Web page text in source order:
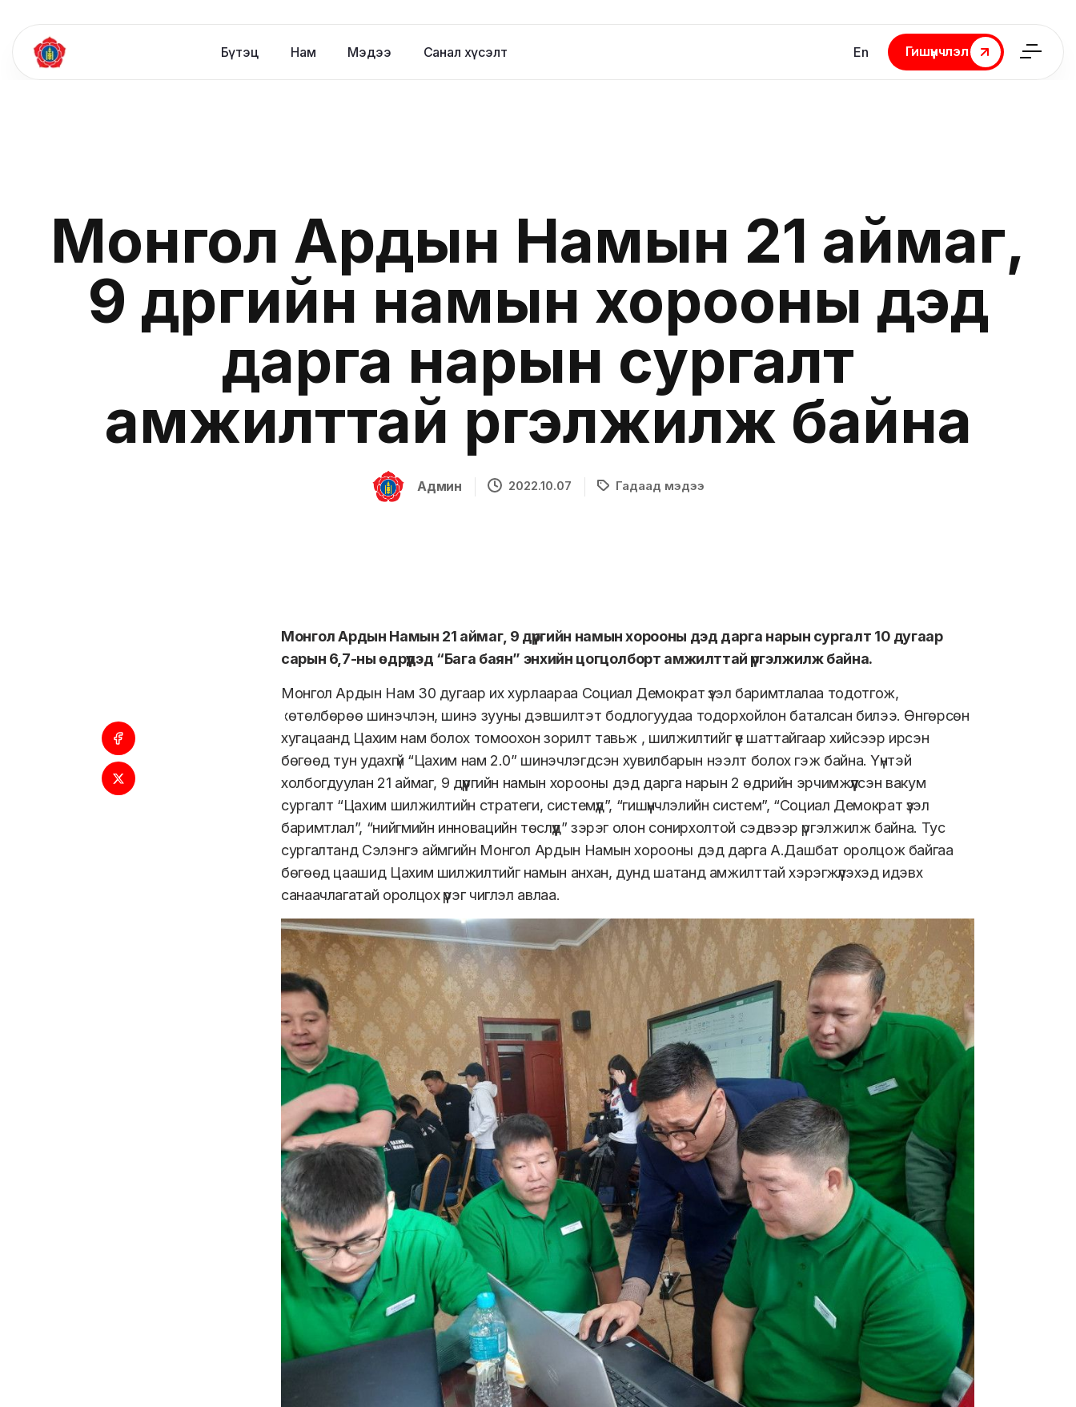
Бүтэц Нам Мэдээ Санал хүсэлт En
Гишүүнчлэл
Гишүүнчлэл
Монгол Ардын Намын 21 аймаг,
9 дүүргийн намын хорооны дэд
дарга нарын сургалт
амжилттай үргэлжилж байна
Админ 2022.10.07 Гадаад мэдээ
Монгол Ардын Намын 21 аймаг, 9 дүүргийн намын хорооны дэд дарга нарын сургалт 10 дугаар
сарын 6,7-ны өдрүүдэд “Бага баян” энхийн цогцолборт амжилттай үргэлжилж байна.
Монгол Ардын Нам 30 дугаар их хурлаараа Социал Демократ үзэл баримтлалаа тодотгож,
хөтөлбөрөө шинэчлэн, шинэ зууны дэвшилтэт бодлогуудаа тодорхойлон баталсан билээ. Өнгөрсөн
хугацаанд Цахим нам болох томоохон зорилт тавьж , шилжилтийг үе шаттайгаар хийсээр ирсэн
бөгөөд тун удахгүй “Цахим нам 2.0” шинэчлэгдсэн хувилбарын нээлт болох гэж байна. Үүнтэй
холбогдуулан 21 аймаг, 9 дүүргийн намын хорооны дэд дарга нарын 2 өдрийн эрчимжүүлсэн вакум
сургалт “Цахим шилжилтийн стратеги, системүүд”, “гишүүнчлэлийн систем”, “Социал Демократ үзэл
баримтлал”, “нийгмийн инновацийн төслүүд” зэрэг олон сонирхолтой сэдвээр үргэлжилж байна. Тус
сургалтанд Сэлэнгэ аймгийн Монгол Ардын Намын хорооны дэд дарга А.Дашбат оролцож байгаа
бөгөөд цаашид Цахим шилжилтийг намын анхан, дунд шатанд амжилттай хэрэгжүүлэхэд идэвх
санаачлагатай оролцох үүрэг чиглэл авлаа.